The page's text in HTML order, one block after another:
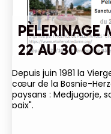
PÈLERINAGE
22 AU 30
Depuis juin 1981 la
cœur de la Bosnie-
paysans : Medjugorje,
paix".